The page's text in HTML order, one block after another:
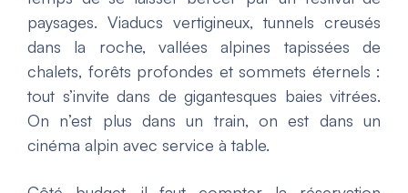
paysages. Viaducs vertigineux, tunnels creusés
dans la roche, vallées alpines tapissées de
chalets, forêts profondes et sommets éternels :
tout s’invite dans de gigantesques baies vitrées.
On n’est plus dans un train, on est dans un
cinéma alpin avec service à table.